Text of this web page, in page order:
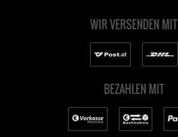
WIR VERSENDEN MIT
BEZAHLEN MIT